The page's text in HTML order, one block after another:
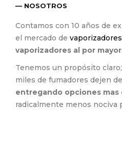
— NOSOTROS
Contamos con 10 años de
el mercado de vaporizadores
vaporizadores al por mayor
Tenemos un propósito
miles de fumadores dejen
entregando opciones
radicalmente menos nociva